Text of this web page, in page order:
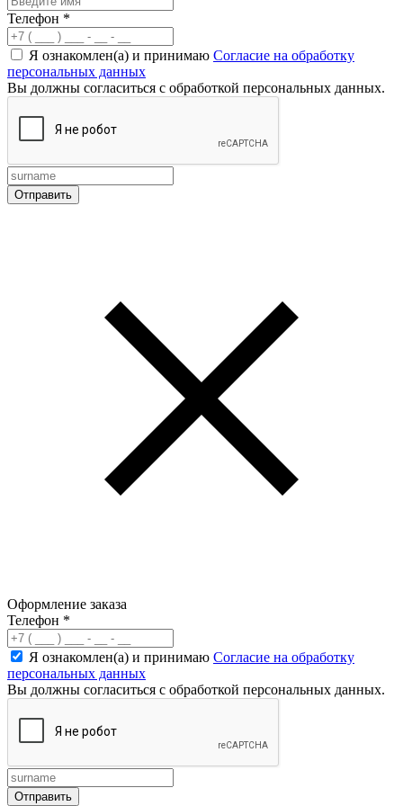
Телефон *
Я ознакомлен(а) и принимаю Согласие на обработку
персональных данных
Вы должны согласиться с обработкой персональных данных.
Оформление заказа
Телефон *
Я ознакомлен(а) и принимаю Согласие на обработку
персональных данных
Вы должны согласиться с обработкой персональных данных.